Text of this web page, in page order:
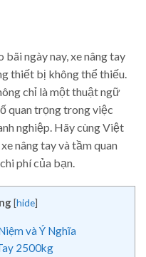
ngày nay, xe nâng tay
thiết bị không thể thiếu.
chỉ là một thuật ngữ
quan trọng trong việc
nghiệp. Hãy cùng Việt
nâng tay và tầm quan
phí của bạn.
[hide]
và Ý Nghĩa
2500kg